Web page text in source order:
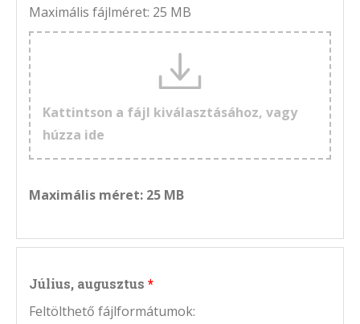
Maximális fájlméret: 25 MB
Kattintson a fájl kiválasztásához, vagy
húzza ide
Maximális méret: 25 MB
Július, augusztus
Feltölthető fájlformátumok: